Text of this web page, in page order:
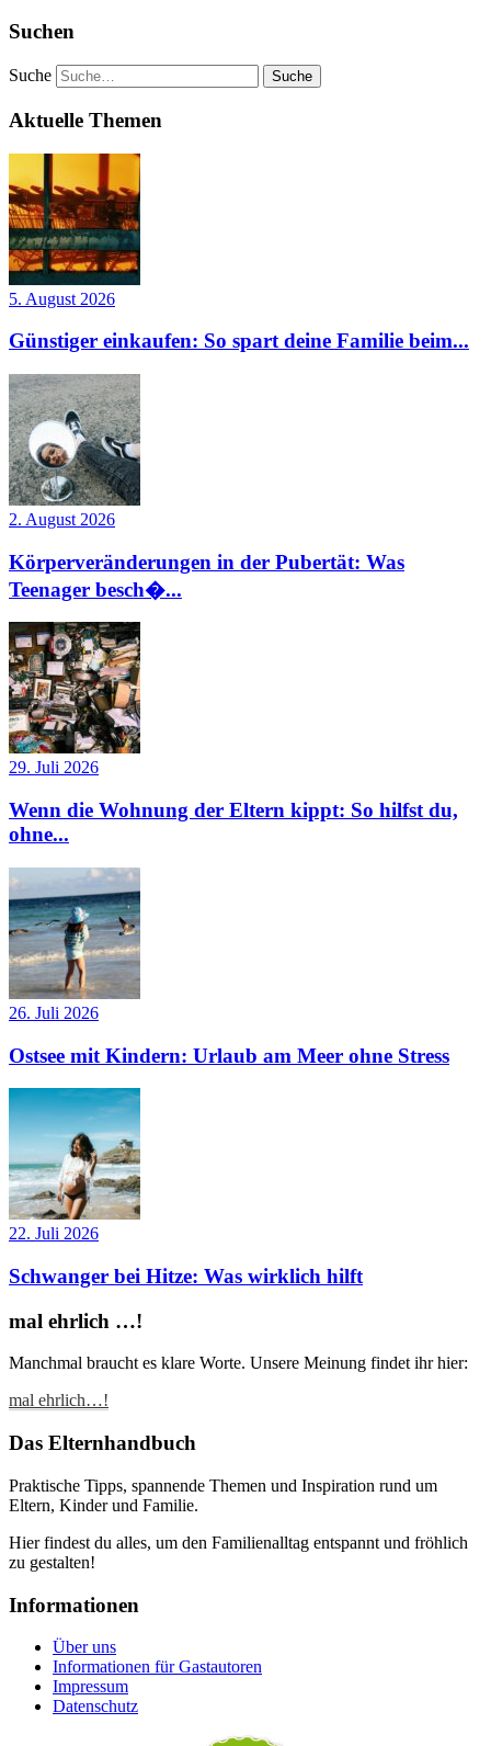
Suchen
Suche
Aktuelle Themen
5. August 2026
Günstiger einkaufen: So spart deine Familie beim...
2. August 2026
Körperveränderungen in der Pubertät: Was
Teenager besch�...
29. Juli 2026
Wenn die Wohnung der Eltern kippt: So hilfst du,
ohne...
26. Juli 2026
Ostsee mit Kindern: Urlaub am Meer ohne Stress
22. Juli 2026
Schwanger bei Hitze: Was wirklich hilft
mal ehrlich …!
Manchmal braucht es klare Worte. Unsere Meinung findet ihr hier:
mal ehrlich…!
Das Elternhandbuch
Praktische Tipps, spannende Themen und Inspiration rund um
Eltern, Kinder und Familie.
Hier findest du alles, um den Familienalltag entspannt und fröhlich
zu gestalten!
Informationen
Über uns
Informationen für Gastautoren
Impressum
Datenschutz